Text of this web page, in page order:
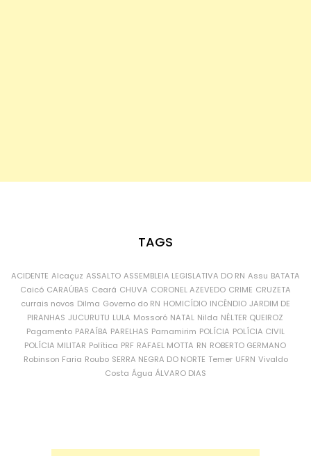
TAGS
ACIDENTE Alcaçuz ASSALTO ASSEMBLEIA LEGISLATIVA DO RN Assu BATATA
Caicó CARAÚBAS Ceará CHUVA CORONEL AZEVEDO CRIME CRUZETA
currais novos Dilma Governo do RN HOMICÍDIO INCÊNDIO JARDIM DE
PIRANHAS JUCURUTU LULA Mossoró NATAL Nilda NÉLTER QUEIROZ
Pagamento PARAÍBA PARELHAS Parnamirim POLÍCIA POLÍCIA CIVIL
POLÍCIA MILITAR Política PRF RAFAEL MOTTA RN ROBERTO GERMANO
Robinson Faria Roubo SERRA NEGRA DO NORTE Temer UFRN Vivaldo
Costa Água ÁLVARO DIAS